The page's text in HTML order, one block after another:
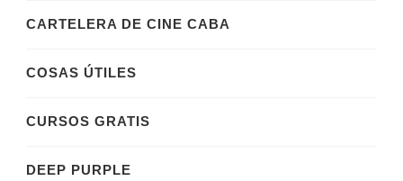
CARTELERA DE CINE CABA
COSAS ÚTILES
CURSOS GRATIS
DEEP PURPLE